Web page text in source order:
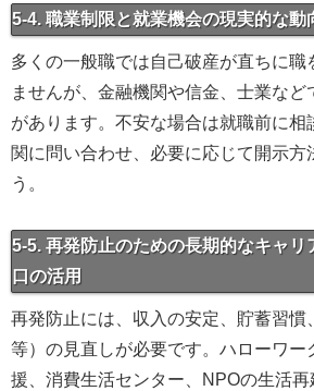
5-4. 職業制限と就業機会の現実的な動
多くの一般職では自己破産が直ちに職
ませんが、金融機関や信金、士業など
があります。不安な場合は就職前に相
関に問い合わせ、必要に応じて開示方
う。
5-5. 再発防止のための長期的なキャリ
口の活用
再発防止には、収入の安定、貯蓄習慣
等）の見直しが必要です。ハローワー
援、消費生活センター、NPOの生活